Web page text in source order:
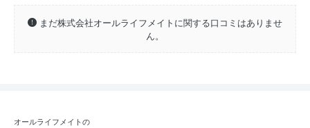
まだ株式会社オールライフメイトに関する口コミはありませ
ん。
オールライフメイトの